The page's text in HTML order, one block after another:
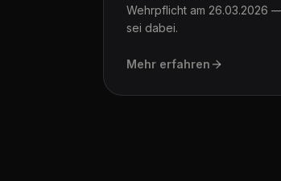
Wehrpflicht am 26.03.2026
sei dabei.
Mehr erfahren